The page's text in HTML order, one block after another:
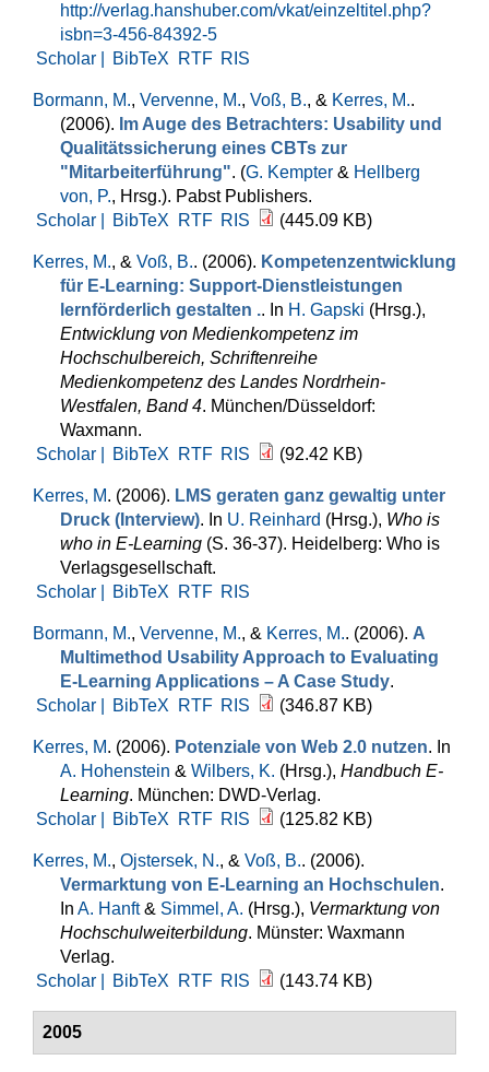
http://verlag.hanshuber.com/vkat/einzeltitel.php?
isbn=3-456-84392-5
Scholar |
BibTeX RTF RIS
Bormann, M., Vervenne, M., Voß, B., & Kerres, M..
(2006). Im Auge des Betrachters: Usability und
Qualitätssicherung eines CBTs zur
"Mitarbeiterführung". (G. Kempter & Hellberg
von, P., Hrsg.). Pabst Publishers.
Scholar |
BibTeX RTF RIS (445.09 KB)
Kerres, M., & Voß, B.. (2006). Kompetenzentwicklung
für E-Learning: Support-Dienstleistungen
lernförderlich gestalten .. In H. Gapski (Hrsg.),
Entwicklung von Medienkompetenz im
Hochschulbereich, Schriftenreihe
Medienkompetenz des Landes Nordrhein-
Westfalen, Band 4. München/Düsseldorf:
Waxmann.
Scholar |
BibTeX RTF RIS (92.42 KB)
Kerres, M. (2006). LMS geraten ganz gewaltig unter
Druck (Interview). In U. Reinhard (Hrsg.), Who is
who in E-Learning (S. 36-37). Heidelberg: Who is
Verlagsgesellschaft.
Scholar |
BibTeX RTF RIS
Bormann, M., Vervenne, M., & Kerres, M.. (2006). A
Multimethod Usability Approach to Evaluating
E-Learning Applications – A Case Study.
Scholar |
BibTeX RTF RIS (346.87 KB)
Kerres, M. (2006). Potenziale von Web 2.0 nutzen. In
A. Hohenstein & Wilbers, K. (Hrsg.), Handbuch E-
Learning. München: DWD-Verlag.
Scholar |
BibTeX RTF RIS (125.82 KB)
Kerres, M., Ojstersek, N., & Voß, B.. (2006).
Vermarktung von E-Learning an Hochschulen.
In A. Hanft& Simmel, A. (Hrsg.), Vermarktung von
Hochschulweiterbildung. Münster: Waxmann
Verlag.
Scholar |
BibTeX RTF RIS (143.74 KB)
2005